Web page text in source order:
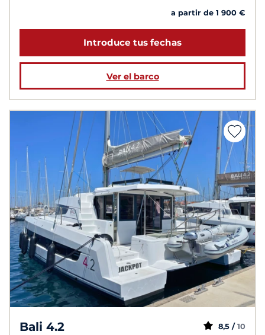
a partir de 1 900 €
Introduce tus fechas
Ver el barco
Bali 4.2 8,5 / 10